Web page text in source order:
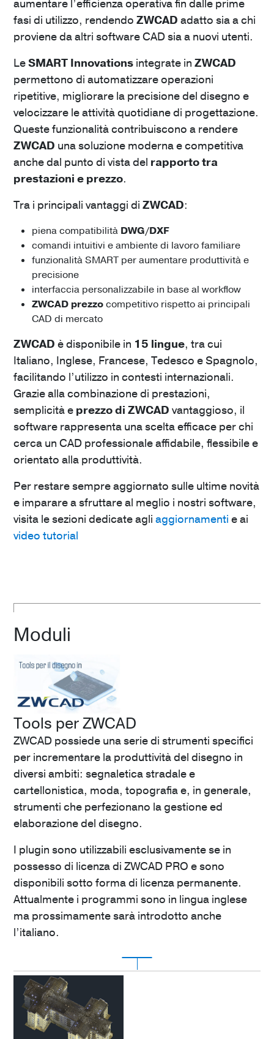
aumentare l’efficienza operativa fin dalle prime
fasi di utilizzo, rendendoZWCAD adatto sia a chi
proviene da altri software CAD sia a nuovi utenti.
LeSMART Innovations integrate inZWCAD
permettono di automatizzare operazioni
ripetitive, migliorare la precisione del disegno e
velocizzare le attività quotidiane di progettazione.
Queste funzionalità contribuiscono a rendere
ZWCAD una soluzione moderna e competitiva
anche dal punto di vista del rapporto tra
prestazioni e prezzo.
Tra i principali vantaggi diZWCAD:
piena compatibilità DWG/DXF
comandi intuitivi e ambiente di lavoro familiare
funzionalità SMART per aumentare produttività e
precisione
interfaccia personalizzabile in base al workflow
ZWCAD prezzocompetitivo rispetto ai principali
CAD di mercato
ZWCAD è disponibile in 15 lingue, tra cui
Italiano, Inglese, Francese, Tedesco e Spagnolo,
facilitando l’utilizzo in contesti internazionali.
Grazie alla combinazione di prestazioni,
semplicità e prezzo di ZWCAD vantaggioso, il
software rappresenta una scelta efficace per chi
cerca un CAD professionale affidabile, flessibile e
orientato alla produttività.
Per restare sempre aggiornato sulle ultime novità
e imparare a sfruttare al meglio i nostri software,
visita le sezioni dedicate agliaggiornamenti e ai
video tutorial
Moduli
Tools per ZWCAD
ZWCAD possiede una serie di strumenti specifici
per incrementare la produttività del disegno in
diversi ambiti: segnaletica stradale e
cartellonistica, moda, topografia e, in generale,
strumenti che perfezionano la gestione ed
elaborazione del disegno.
I plugin sono utilizzabili esclusivamente se in
possesso di licenza di ZWCAD PRO e sono
disponibili sotto forma di licenza permanente.
Attualmente i programmi sono in lingua inglese
ma prossimamente sarà introdotto anche
l’italiano.
ZWTOOLBOX
ZWToolboxè una suite di strumenti che estende